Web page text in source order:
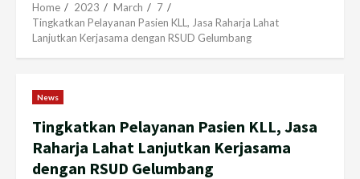
Home 2023 March
7
Tingkatkan Pelayanan Pasien KLL, Jasa Raharja Lahat
Lanjutkan Kerjasama dengan RSUD Gelumbang
News
Tingkatkan Pelayanan Pasien KLL, Jasa
Raharja Lahat Lanjutkan Kerjasama
dengan RSUD Gelumbang